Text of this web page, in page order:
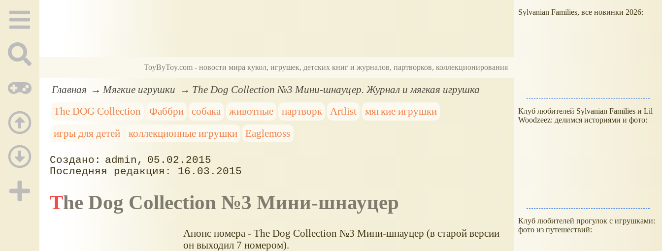
ToyByToy.com - новости мира кукол, игрушек, детских книг и журналов, партворков, коллекционирования
Главная Мягкие игрушки
The Dog Collection №3 Мини-шнауцер. Журнал и мягкая игрушка
The DOG Сollection
Фаббри собака животные партворк Artlist
мягкие игрушки
игры для детей
коллекционные игрушки Eaglemoss
admin
05.02.2015
16.03.2015
The Dog Collection №3 Мини-шнауцер
Анонс номера - The Dog Collection №3 Мини-шнауцер (в старой версии
он выходил 7 номером).
Sylvanian Families, все новинки 2026:
Клуб любителей Sylvanian Families и Lil
Woodzeez: делимся историями и фото:
Клуб любителей прогулок с игрушками:
фото из путешествий: